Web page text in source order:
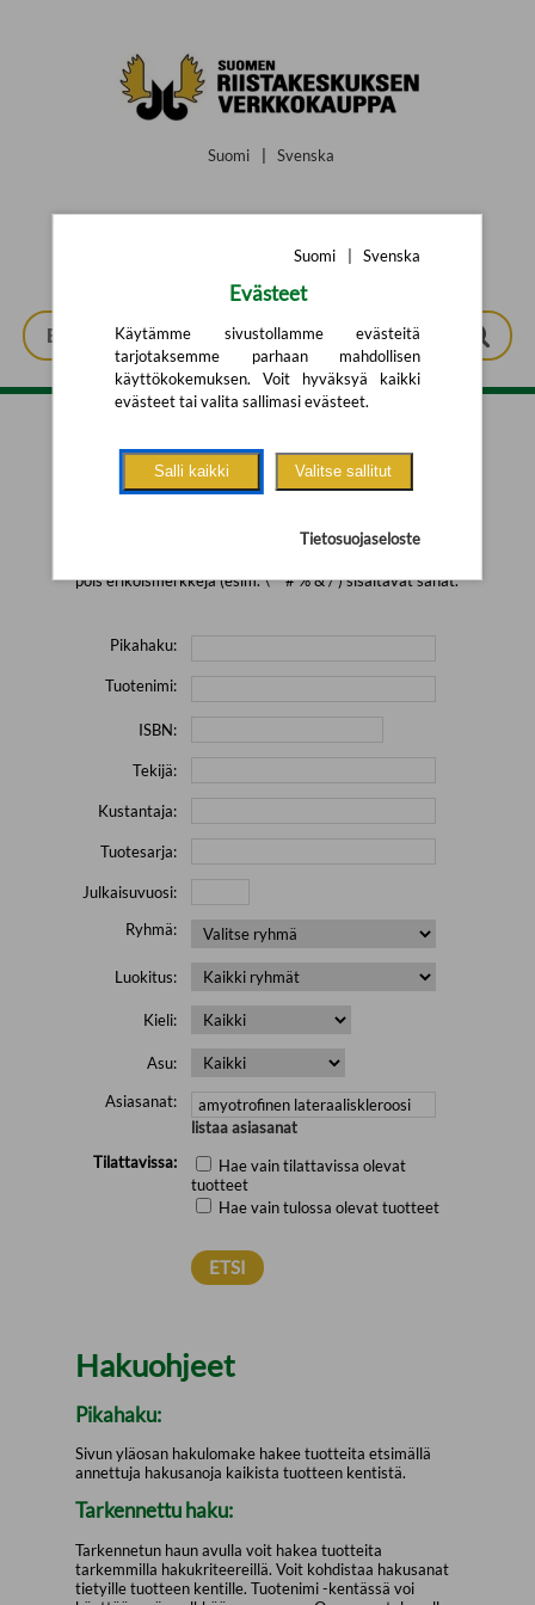
Suomi Svenska
Tarkennettu haku
pois erikoismerkkejä (esim. \' " # % & / ) sisältävät sanat.
Pikahaku:
Tuotenimi:
ISBN:
Tekijä:
Kustantaja:
Tuotesarja:
Julkaisuvuosi:
Ryhmä:
Luokitus:
Kieli:
Asu:
Asiasanat:
listaa asiasanat
Tilattavissa:
Hae vain tilattavissa olevat
tuotteet
Hae vain tulossa olevat tuotteet
Hakuohjeet
Pikahaku:
Sivun yläosan hakulomake hakee tuotteita etsimällä
annettuja hakusanoja kaikista tuotteen kentistä.
Tarkennettu haku:
Tarkennetun haun avulla voit hakea tuotteita
tarkemmilla hakukriteereillä. Voit kohdistaa hakusanat
tietyille tuotteen kentille. Tuotenimi -kentässä voi
Suomi Svenska
Evästeet
Käytämme sivustollamme evästeitä
tarjotaksemme parhaan mahdollisen
käyttökokemuksen. Voit hyväksyä kaikki
evästeet tai valita sallimasi evästeet.
Salli kaikki Valitse sallitut
Tietosuojaseloste